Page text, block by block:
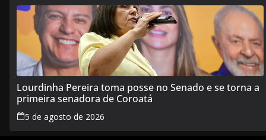
Lourdinha Pereira toma posse no Senado e se torna a
primeira senadora de Coroatá
5 de agosto de 2026